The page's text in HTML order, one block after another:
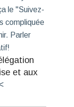
le "Suivez-
compliquée
Parler
et aux